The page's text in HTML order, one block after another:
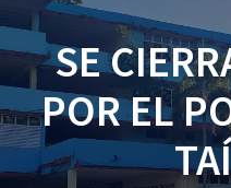
SE
POR EL